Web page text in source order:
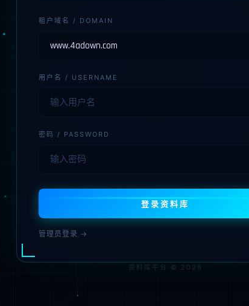
租户域名 / DOMAIN
用户名 / USERNAME
密码 / PASSWORD
登录资料库
管理员登录 →
资料库平台 © 2026